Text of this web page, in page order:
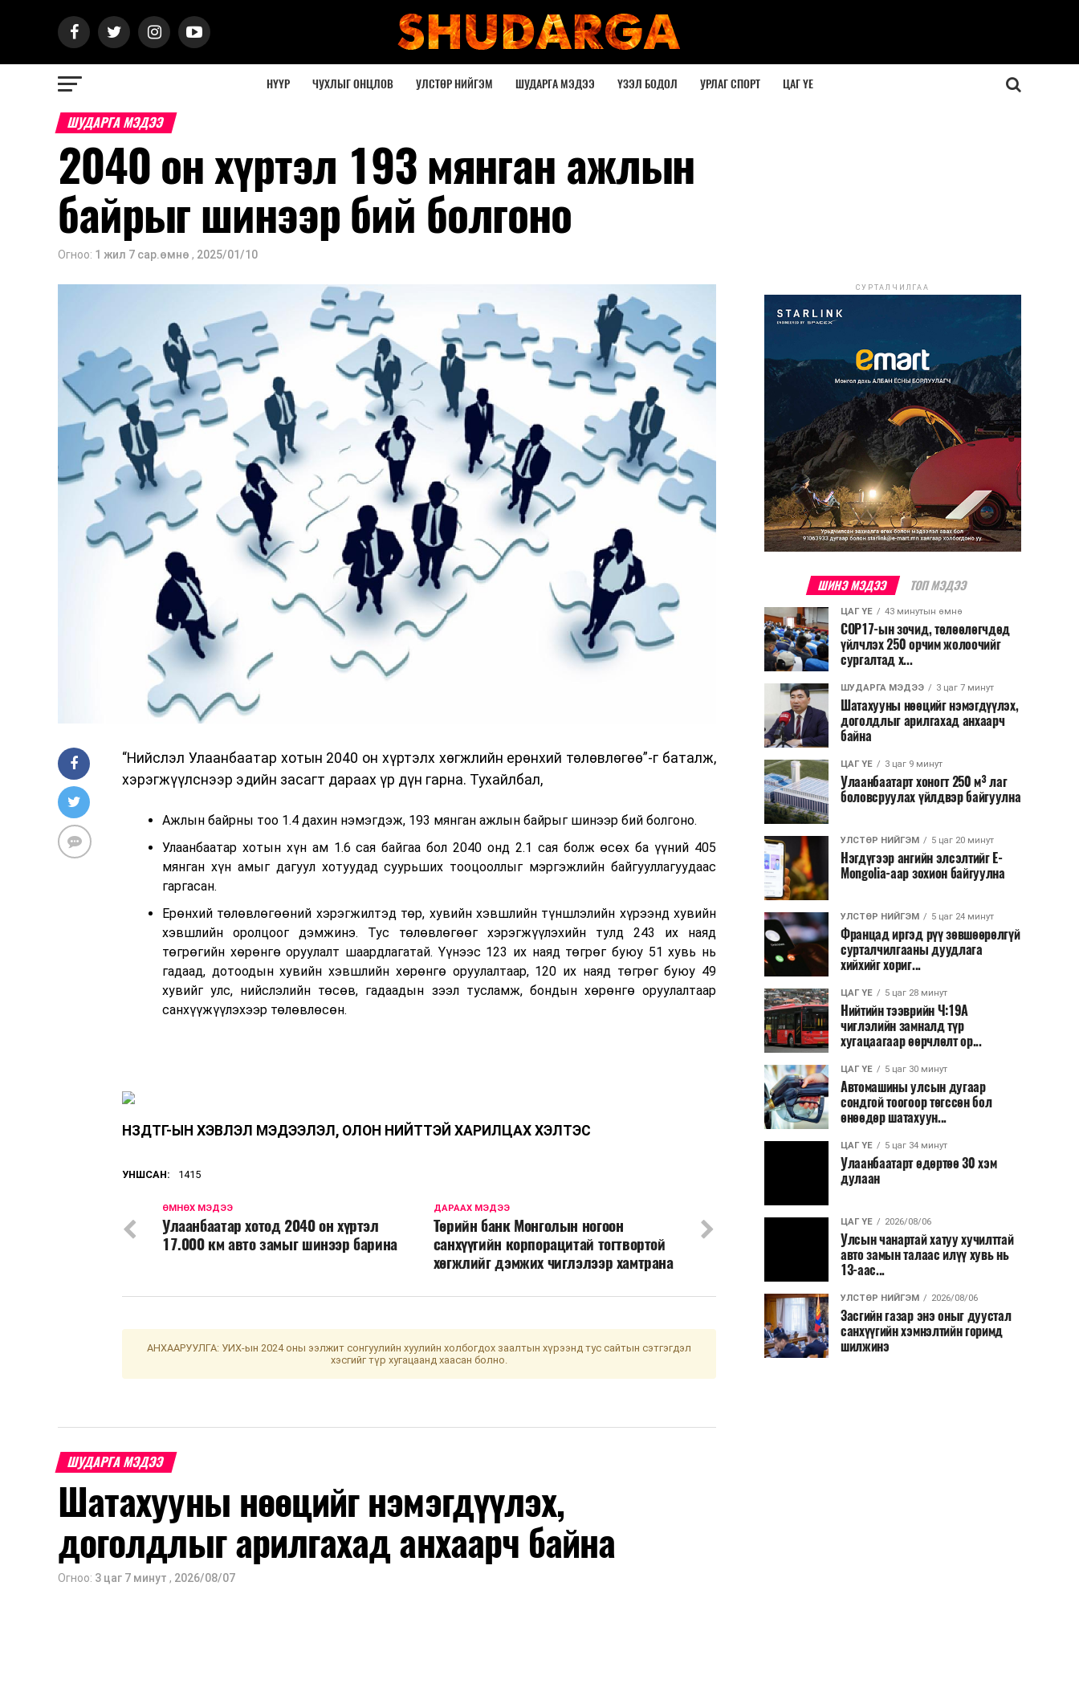
НҮҮР ЧУХЛЫГ ОНЦЛОВ УЛСТӨР НИЙГЭМ ШУДАРГА МЭДЭЭ ҮЗЭЛ БОДОЛ УРЛАГ СПОРТ ЦАГ ҮЕ
ШУДАРГА МЭДЭЭ
2040 он хүртэл 193 мянган ажлын
байрыг шинээр бий болгоно
Огноо: 1 жил 7 сар.өмнө , 2025/01/10
“Нийслэл Улаанбаатар хотын 2040 он хүртэлх хөгжлийн ерөнхий төлөвлөгөө”-г баталж,
хэрэгжүүлснээр эдийн засагт дараах үр дүн гарна. Тухайлбал,
Ажлын байрны тоо 1.4 дахин нэмэгдэж, 193 мянган ажлын байрыг шинээр бий болгоно.
Улаанбаатар хотын хүн ам 1.6 сая байгаа бол 2040 онд 2.1 сая болж өсөх ба үүний 405
мянган хүн амыг дагуул хотуудад суурьших тооцооллыг мэргэжлийн байгууллагуудаас
гаргасан.
Ерөнхий төлөвлөгөөний хэрэгжилтэд төр, хувийн хэвшлийн түншлэлийн хүрээнд хувийн
хэвшлийн оролцоог дэмжинэ. Тус төлөвлөгөөг хэрэгжүүлэхийн тулд 243 их наяд
төгрөгийн хөрөнгө оруулалт шаардлагатай. Үүнээс 123 их наяд төгрөг буюу 51 хувь нь
гадаад, дотоодын хувийн хэвшлийн хөрөнгө оруулалтаар, 120 их наяд төгрөг буюу 49
хувийг улс, нийслэлийн төсөв, гадаадын зээл тусламж, бондын хөрөнгө оруулалтаар
санхүүжүүлэхээр төлөвлөсөн.
НЗДТГ-ЫН ХЭВЛЭЛ МЭДЭЭЛЭЛ, ОЛОН НИЙТТЭЙ ХАРИЛЦАХ ХЭЛТЭС
УНШСАН: 1415
ДАРААХ МЭДЭЭ
Төрийн банк Монголын ногоон
санхүүгийн корпорацитай тогтвортой
хөгжлийг дэмжих чиглэлээр хамтрана
ӨМНӨХ МЭДЭЭ
Улаанбаатар хотод 2040 он хүртэл
17.000 км авто замыг шинээр барина
АНХААРУУЛГА: УИХ-ын 2024 оны ээлжит сонгуулийн хуулийн холбогдох заалтын хүрээнд тус сайтын сэтгэгдэл
хэсгийг түр хугацаанд хаасан болно.
ШУДАРГА МЭДЭЭ
Шатахууны нөөцийг нэмэгдүүлэх,
доголдлыг арилгахад анхаарч байна
Огноо: 3 цаг 7 минут , 2026/08/07
СУРТАЛЧИЛГАА
ШИНЭ МЭДЭЭ ТОП МЭДЭЭ
ЦАГ ҮЕ 43 минутын өмнө
COP17-ын зочид, төлөөлөгчдөд
үйлчлэх 250 орчим жолоочийг
сургалтад х...
ШУДАРГА МЭДЭЭ 3 цаг 7 минут
Шатахууны нөөцийг нэмэгдүүлэх,
доголдлыг арилгахад анхаарч
байна
ЦАГ ҮЕ 3 цаг 9 минут
Улаанбаатарт хоногт 250 м³ лаг
боловсруулах үйлдвэр байгуулна
УЛСТӨР НИЙГЭМ 5 цаг 20 минут
Нэгдүгээр ангийн элсэлтийг E-
Mongolia-аар зохион байгуулна
УЛСТӨР НИЙГЭМ 5 цаг 24 минут
Францад иргэд рүү зөвшөөрөлгүй
сурталчилгааны дуудлага
хийхийг хориг...
ЦАГ ҮЕ 5 цаг 28 минут
Нийтийн тээврийн Ч:19А
чиглэлийн замналд түр
хугацаагаар өөрчлөлт ор...
ЦАГ ҮЕ 5 цаг 30 минут
Автомашины улсын дугаар
сондгой тоогоор төгссөн бол
өнөөдөр шатахуун...
ЦАГ ҮЕ 5 цаг 34 минут
Улаанбаатарт өдөртөө 30 хэм
дулаан
ЦАГ ҮЕ 2026/08/06
Улсын чанартай хатуу хучилттай
авто замын талаас илүү хувь нь
13-аас...
УЛСТӨР НИЙГЭМ 2026/08/06
Засгийн газар энэ оныг дуустал
санхүүгийн хэмнэлтийн горимд
шилжинэ